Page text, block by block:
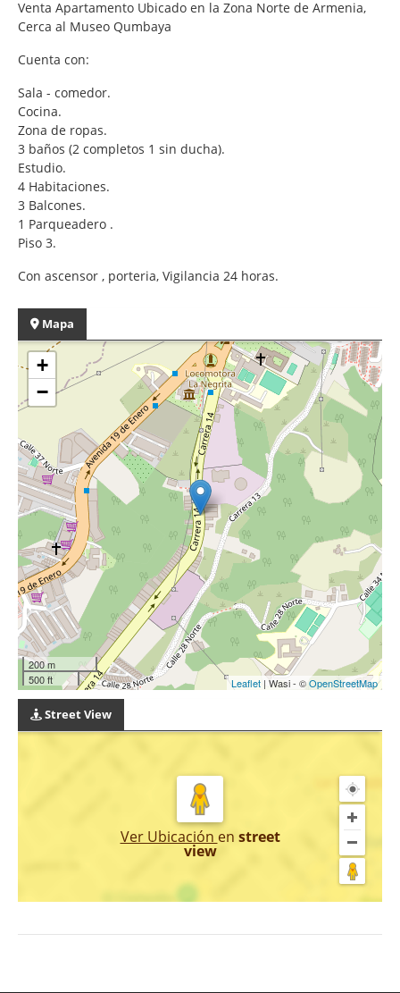
Venta Apartamento Ubicado en la Zona Norte de Armenia,
Cerca al Museo Qumbaya
Cuenta con:
Sala - comedor.
Cocina.
Zona de ropas.
3 baños (2 completos 1 sin ducha).
Estudio.
4 Habitaciones.
3 Balcones.
1 Parqueadero .
Piso 3.
Con ascensor , porteria, Vigilancia 24 horas.
Mapa
+
−
200 m
500 ft
Leaflet | Wasi - ©OpenStreetMap
Street View
Ver Ubicación en street
view